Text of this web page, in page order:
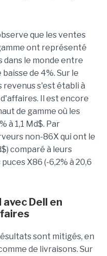
que les ventes
ont représenté
dans le monde entre
de 4%. Sur le
revenus s'est établi à
Il est encore
de gamme où les
à 1,1 Md$. Par
non-86X qui ont le
comparé à leurs
X86 (-6,2% à 20,6
avec Dell en
sont mitigés, en
de livraisons. Sur